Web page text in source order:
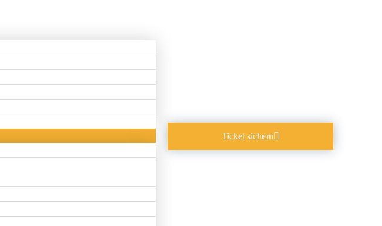
Ticket sichern